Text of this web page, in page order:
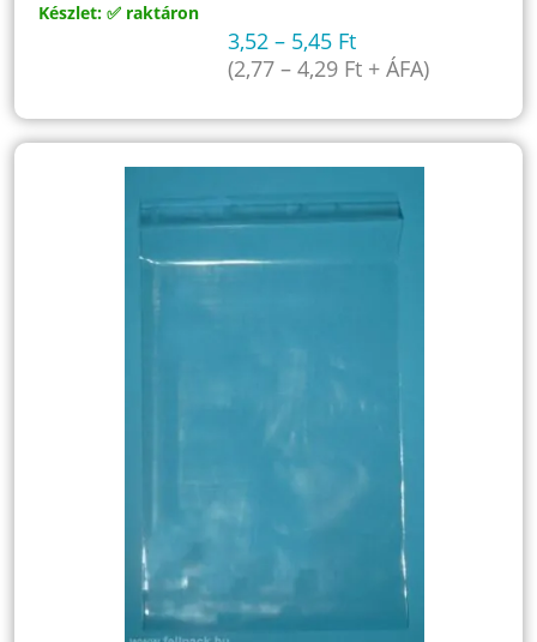
Készlet: ✅ raktáron
3,52 – 5,45 Ft
(2,77 – 4,29 Ft+ ÁFA)